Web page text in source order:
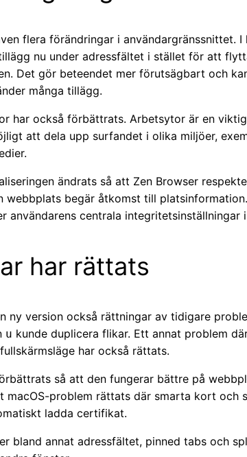
flera förändringar i användargränssnittet.
nu under adressfältet i stället för att
Det gör beteendet mer förutsägbart och
många tillägg.
har också förbättrats. Arbetsytor är en
att dela upp surfandet i olika miljöer,
ändrats så att Zen Browser
webbplats begär åtkomst till
användarens centrala integritetsinställningar
har rättats
ny version också rättningar av tidigare
u kunde duplicera flikar. Ett annat problem
har också rättats.
så att den fungerar bättre på
macOS-problem rättats där smarta kort och
ladda certifikat.
bland annat adressfältet, pinned tabs och